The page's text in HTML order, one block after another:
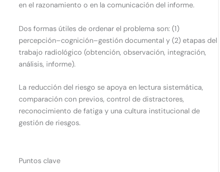
en el razonamiento o en la comunicación del informe.
Dos formas útiles de ordenar el problema son: (1)
percepción–cognición–gestión documental y (2) etapas del
trabajo radiológico (obtención, observación, integración,
análisis, informe).
La reducción del riesgo se apoya en lectura sistemática,
comparación con previos, control de distractores,
reconocimiento de fatiga y una cultura institucional de
gestión de riesgos.
Puntos clave